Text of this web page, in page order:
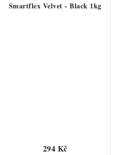
Smartflex Velvet - Black 1kg
294 Kč